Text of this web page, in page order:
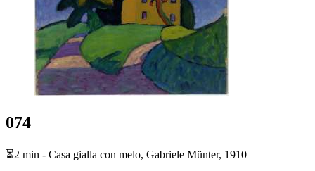
074
⏳2 min - Casa gialla con melo, Gabriele Münter, 1910